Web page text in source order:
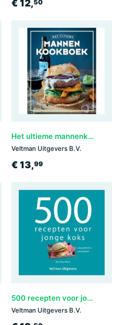
€ 12,50
Het ultieme mannenkookboek
Veltman Uitgevers B.V.
€ 13,99
500 recepten voor jonge koks
Veltman Uitgevers B.V.